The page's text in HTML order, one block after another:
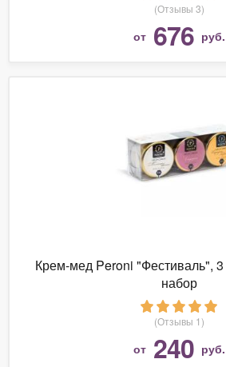
(Отзывы 3)
от 676 руб.
Крем-мед Peroni "Фестиваль",
набор
(Отзывы 1)
от 240 руб.